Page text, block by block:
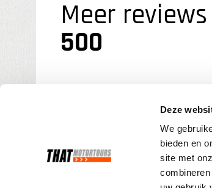
Deze
We
bieden en
site met
Meer
500
Motorreis Spirit of
NC 500 North oast
Bijzondere